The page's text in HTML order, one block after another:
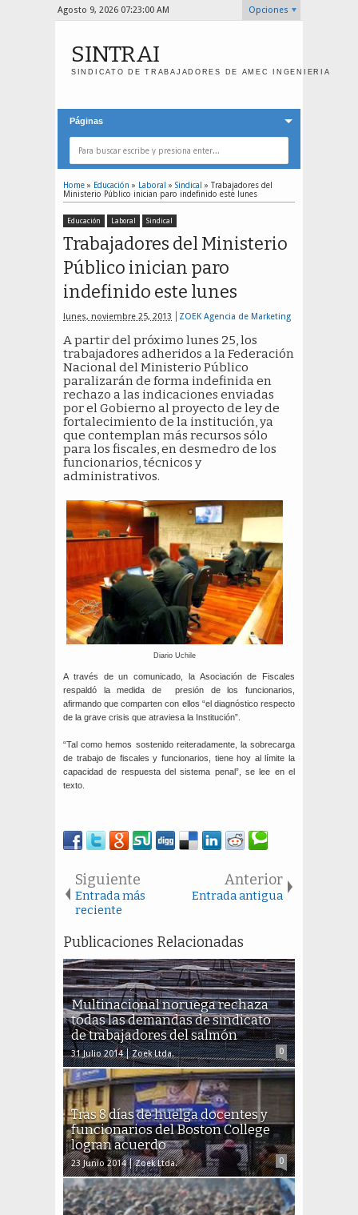
Agosto 9, 2026 07:23:00 AM Opciones
SINTRAI
SINDICATO DE TRABAJADORES DE AMEC INGENIERIA
Páginas
Home » Educación » Laboral » Sindical » Trabajadores del
Ministerio Público inician paro indefinido este lunes
Educación Laboral Sindical
Trabajadores del Ministerio
Público inician paro
indefinido este lunes
lunes, noviembre 25, 2013 ZOEK Agencia de Marketing
A partir del próximo lunes 25, los
trabajadores adheridos a la Federación
Nacional del Ministerio Público
paralizarán de forma indefinida en
rechazo a las indicaciones enviadas
por el Gobierno al proyecto de ley de
fortalecimiento de la institución, ya
que contemplan más recursos sólo
para los fiscales, en desmedro de los
funcionarios, técnicos y
administrativos.
Diario Uchile
A través de un comunicado, la Asociación de Fiscales
respaldó la medida de presión de los funcionarios,
afirmando que comparten con ellos “el diagnóstico respecto
de la grave crisis que atraviesa la Institución”.
“Tal como hemos sostenido reiteradamente, la sobrecarga
de trabajo de fiscales y funcionarios, tiene hoy al límite la
capacidad de respuesta del sistema penal”, se lee en el
texto.
Siguiente
Entrada más
reciente
Anterior
Entrada antigua
Publicaciones Relacionadas
Multinacional noruega rechaza
todas las demandas de sindicato
de trabajadores del salmón
31 Julio 2014 Zoek Ltda. 0
Tras 8 días de huelga docentes y
funcionarios del Boston College
logran acuerdo
23 Junio 2014 Zoek Ltda. 0